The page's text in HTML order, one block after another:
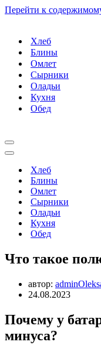
Перейти к
Хлеб
Блины
Омлет
Сырники
Оладьи
Кухня
Обед
Меню
навигации
Меню
навигацииХлеб
Блины
Омлет
Сырники
Оладьи
Кухня
Обед
Что такое
автор:
24.08.2023
Почему у
минуса?